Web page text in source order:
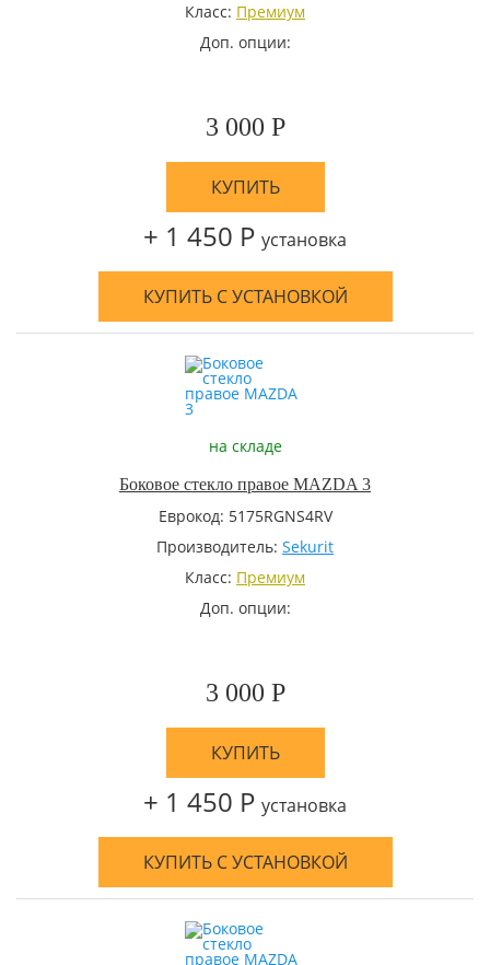
Класс: Премиум
Доп. опции:
3 000 Р
КУПИТЬ
+ 1 450 Р установка
КУПИТЬ С УСТАНОВКОЙ
на складе
Боковое стекло правое MAZDA 3
Еврокод: 5175RGNS4RV
Производитель: Sekurit
Класс: Премиум
Доп. опции:
3 000 Р
КУПИТЬ
+ 1 450 Р установка
КУПИТЬ С УСТАНОВКОЙ